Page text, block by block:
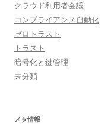
クラウド利用者会議
コンプライアンス自動化
ゼロトラスト
トラスト
暗号化と鍵管理
未分類
メタ情報